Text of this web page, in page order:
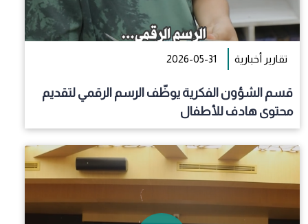
تقارير أخبارية 2026-05-31
قسم الشؤون الفكرية يوظّف الرسم الرقمي لتقديم
محتوى هادف للأطفال